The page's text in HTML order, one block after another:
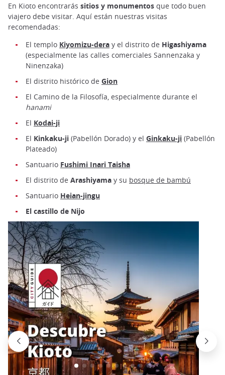
En Kioto encontrarás sitios y monumentos que todo buen
viajero debe visitar. Aquí están nuestras visitas
recomendadas:
El templo Kiyomizu-dera y el distrito de Higashiyama
(especialmente las calles comerciales Sannenzaka y
Ninenzaka)
El distrito histórico de Gion
El Camino de la Filosofía, especialmente durante el
hanami
El Kodai-ji
El Kinkaku-ji (Pabellón Dorado) y el Ginkaku-ji (Pabellón
Plateado)
Santuario Fushimi Inari Taisha
El distrito de Arashiyama y su bosque de bambú
Santuario Heian-jingu
El castillo de Nijo